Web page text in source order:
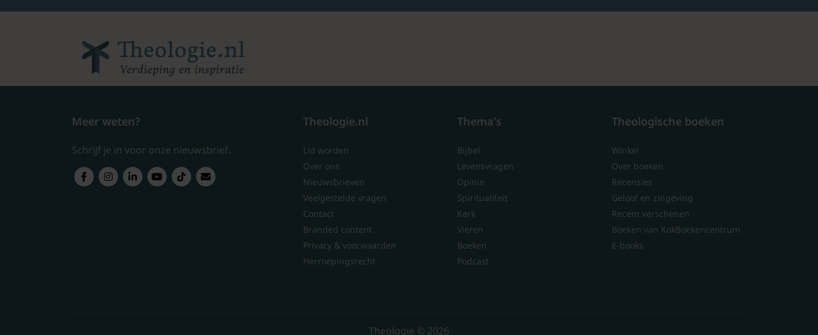
Meer weten?
Schrijf je in voor onze nieuwsbrief.
Theologie.nl
Lid worden
Over ons
Nieuwsbrieven
Veelgestelde vragen
Contact
Branded content
Privacy & voorwaarden
Herroepingsrecht
Thema's
Bijbel
Levensvragen
Opinie
Spiritualiteit
Kerk
Vieren
Boeken
Podcast
Theologische boeken
Winkel
Over boeken
Recensies
Geloof en zingeving
Recent verschenen
Boeken van KokBoekencentrum
E-books
Theologie © 2026